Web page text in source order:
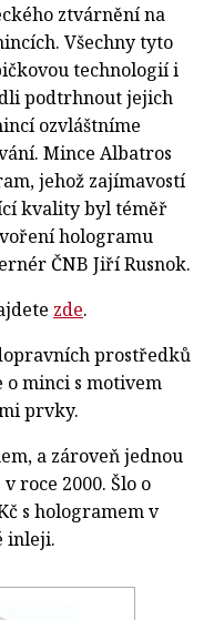
ztvárnění na
Všechny tyto
technologií i
podtrhnout jejich
ozvláštníme
Mince Albatros
jehož zajímavostí
kvality byl téměř
hologramu
ČNB Jiří Rusnok.
zde.
prostředků
o minci s motivem
prvky.
a zároveň jednou
roce 2000. Šlo o
s hologramem v
inleji.